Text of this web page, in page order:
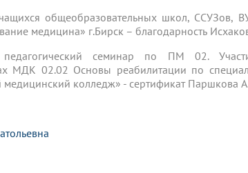
общеобразовательных школ, ССУЗов,
медицина» г.Бирск – благодарность
педагогический семинар по ПМ 02.
МДК 02.02 Основы реабилитации по
колледж» - сертификат Паршкова